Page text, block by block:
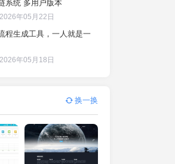
系统 多用户版本
2026年05月22日
程生成工具，一人就是一
2026年05月18日
换一换